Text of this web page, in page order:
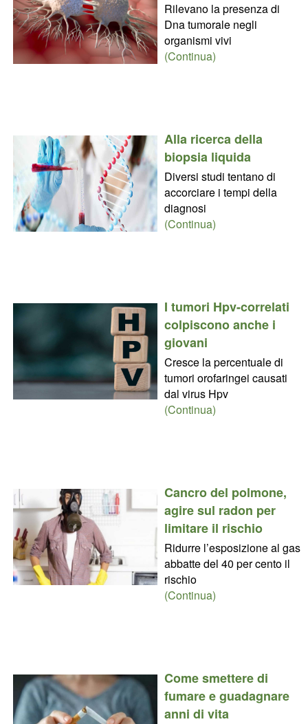
Rilevano la presenza di
Dna tumorale negli
organismi vivi
(Continua)
Alla ricerca della
biopsia liquida
Diversi studi tentano di
accorciare i tempi della
diagnosi
(Continua)
I tumori Hpv-correlati
colpiscono anche i
giovani
Cresce la percentuale di
tumori orofaringei causati
dal virus Hpv
(Continua)
Cancro del polmone,
agire sul radon per
limitare il rischio
Ridurre l’esposizione al gas
abbatte del 40 per cento il
rischio
(Continua)
Come smettere di
fumare e guadagnare
anni di vita